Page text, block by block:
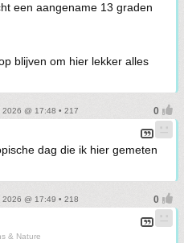
een aangename 13 graden
blijven om hier lekker alles
@ 17:48 • 217
dag die ik hier gemeten
@ 17:49 • 218
& Nature